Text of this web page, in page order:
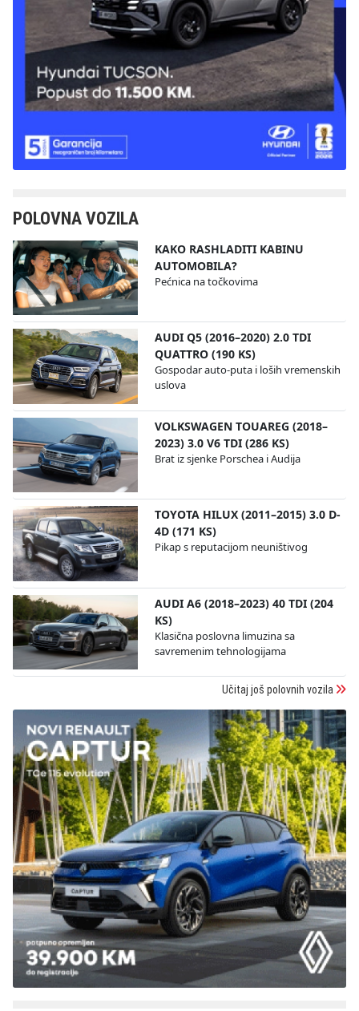
POLOVNA VOZILA
KAKO RASHLADITI KABINU
AUTOMOBILA?
Pećnica na točkovima
AUDI Q5 (2016–2020) 2.0 TDI
QUATTRO (190 KS)
Gospodar auto-puta i loših vremenskih
uslova
VOLKSWAGEN TOUAREG (2018–
2023) 3.0 V6 TDI (286 KS)
Brat iz sjenke Porschea i Audija
TOYOTA HILUX (2011–2015) 3.0 D-
4D (171 KS)
Pikap s reputacijom neuništivog
AUDI A6 (2018–2023) 40 TDI (204
KS)
Klasična poslovna limuzina sa
savremenim tehnologijama
Učitaj još polovnih vozila